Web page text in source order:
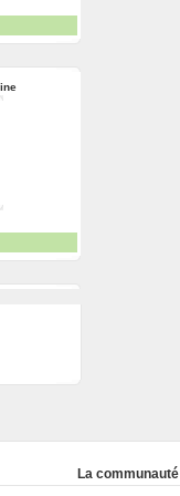
La communauté